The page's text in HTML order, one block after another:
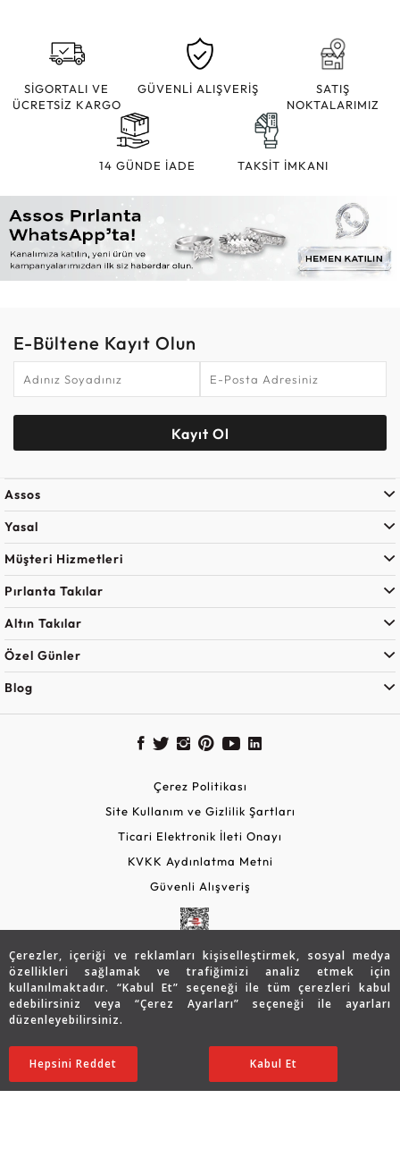
Çerezler, içeriği ve reklamları kişiselleştirmek, sosyal medya
özellikleri sağlamak ve trafiğimizi analiz etmek için
kullanılmaktadır. “Kabul Et” seçeneği ile tüm çerezleri kabul
edebilirsiniz veya “Çerez Ayarları” seçeneği ile ayarları
düzenleyebilirsiniz.
Ayarları Düzenle
Hepsini Reddet Kabul Et
28.227 TL
22.608 TL
21.478 TL SATIN ALIN
SİGORTALI VE
ÜCRETSİZ KARGO
GÜVENLİ ALIŞVERİŞ
SATIŞ
NOKTALARIMIZ
14 GÜNDE İADE TAKSİT İMKANI
E-Bültene Kayıt Olun
Kayıt Ol
Assos
Yasal
Müşteri Hizmetleri
Pırlanta Takılar
Altın Takılar
Özel Günler
Blog
Çerez Politikası
Site Kullanım ve Gizlilik Şartları
Ticari Elektronik İleti Onayı
KVKK Aydınlatma Metni
Güvenli Alışveriş
Copyright © 2026 Assos Pırlanta - Bu sitenin tüm hakları